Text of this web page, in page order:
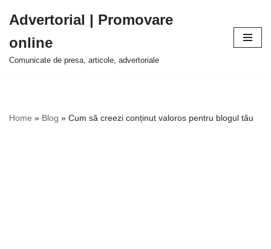
la
conținut
Advertorial | Promovare
online
Comunicate de presa, articole, advertoriale
Home » Blog » Cum să creezi conținut valoros pentru blogul tău